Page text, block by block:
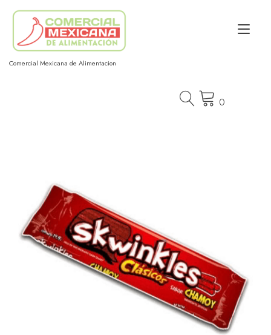
contenido
Comercial Mexicana de Alimentacion
0